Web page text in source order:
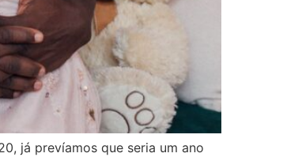
já prevíamos que seria um ano